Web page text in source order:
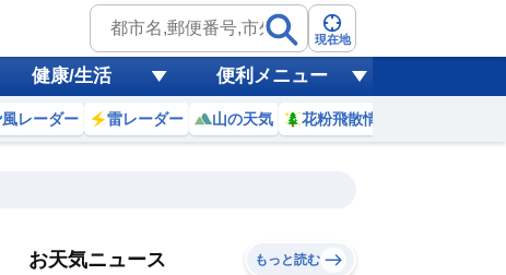
現在地
健康/生活 便利メニュー
風レーダー 雷レーダー 山の天気 花粉飛散情報
お天気ニュース もっと読む